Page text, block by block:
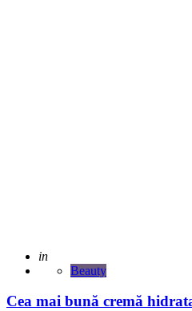
Adaugat
in
Beauty
Cea mai bună cremă